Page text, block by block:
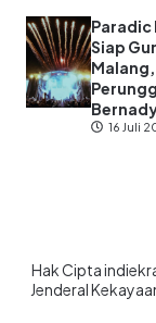
Paradic
Siap
16 Juli
Hak Cipta
Jenderal